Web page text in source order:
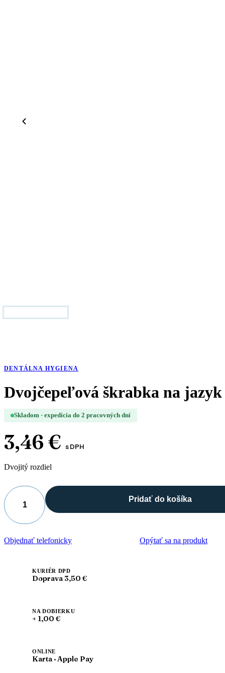
DENTÁLNA HYGIENA
Dvojčepeľová škrabka na jazyk
Skladom · expedícia do 2 pracovných dní
3,46 € s DPH
Dvojitý rozdiel
množstvo
Dvojčepeľová
škrabka
na
jazyk
Pridať do košíka
Objednať telefonicky Opýtať sa na produkt
KURIÉR DPD
Doprava 3,50 €
NA DOBIERKU
+ 1,00 €
ONLINE
Karta · Apple Pay